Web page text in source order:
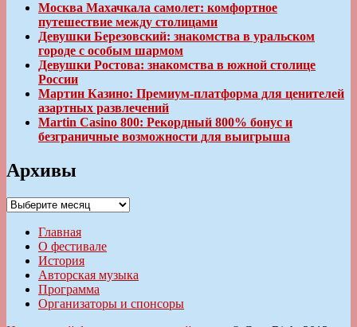
Москва Махачкала самолет: комфортное
путешествие между столицами
Девушки Березовский: знакомства в уральском
городе с особым шармом
Девушки Ростова: знакомства в южной столице
России
Мартин Казино: Премиум-платформа для ценителей
азартных развлечений
Martin Casino 800: Рекордный 800% бонус и
безграничные возможности для выигрыша
Архивы
Архивы
Главная
О фестивале
История
Авторская музыка
Программа
Организаторы и спонсоры